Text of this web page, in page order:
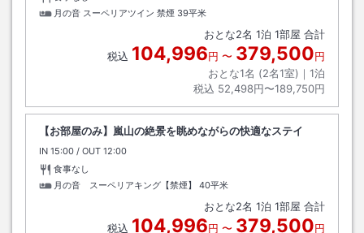
月の音 スーペリアツイン 禁煙 39平米
おとな2名 1泊 1部屋 合計
税込 104,996円 〜 379,500円
おとな1名 (2名1室)｜ 1泊
税込 52,498円〜189,750円
【お部屋のみ】嵐山の絶景を眺めながらの快適なステイ
IN チェックイン
15:00 / OUT チェックアウト
12:00
食事なし
月の音 スーペリアキング【禁煙】
40平米
おとな2名 1泊 1部屋 合計
税込 104,996円 〜 379,500円